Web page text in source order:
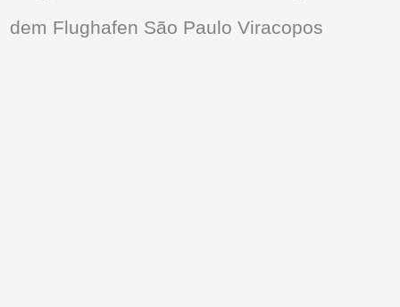
dem Flughafen São Paulo Viracopos